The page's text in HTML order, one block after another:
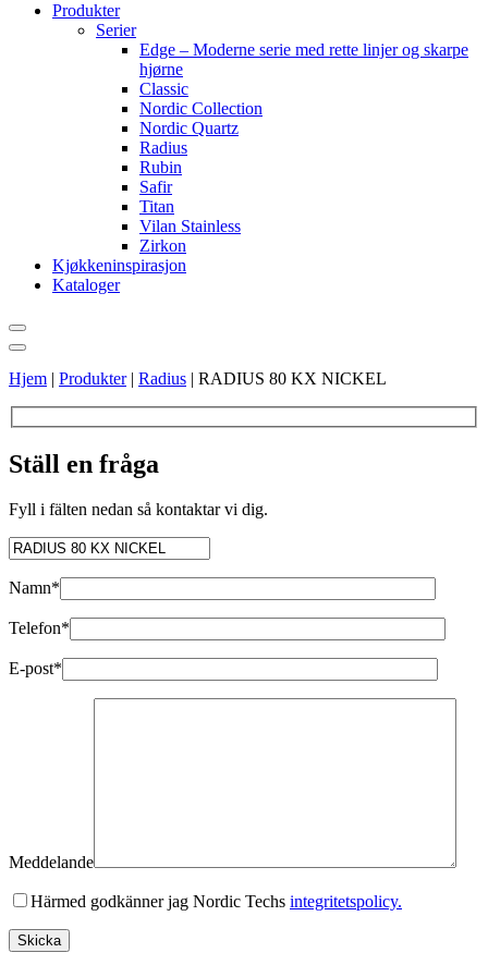
Produkter
Serier
Edge – Moderne serie med rette linjer og skarpe
hjørne
Classic
Nordic Collection
Nordic Quartz
Radius
Rubin
Safir
Titan
Vilan Stainless
Zirkon
Kjøkkeninspirasjon
Kataloger
Hjem | Produkter| Radius | RADIUS 80 KX NICKEL
Ställ en fråga
Fyll i fälten nedan så kontaktar vi dig.
Namn*
Telefon*
E-post*
Meddelande
Härmed godkänner jag Nordic Techs integritetspolicy.